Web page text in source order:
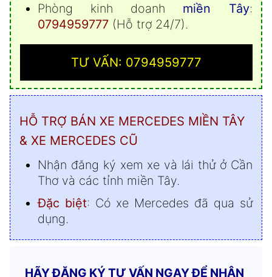
Phòng kinh doanh miền Tây:
0794959777 (Hỗ trợ 24/7).
TƯ VẤN: 0794959777
HỖ TRỢ BÁN XE MERCEDES MIỀN TÂY
& XE MERCEDES CŨ
Nhận đăng ký xem xe và lái thử ở Cần
Thơ và các tỉnh miền Tây.
Đặc biệt: Có xe Mercedes đã qua sử
dụng.
HÃY ĐĂNG KÝ TƯ VẤN NGAY ĐỂ NHẬN